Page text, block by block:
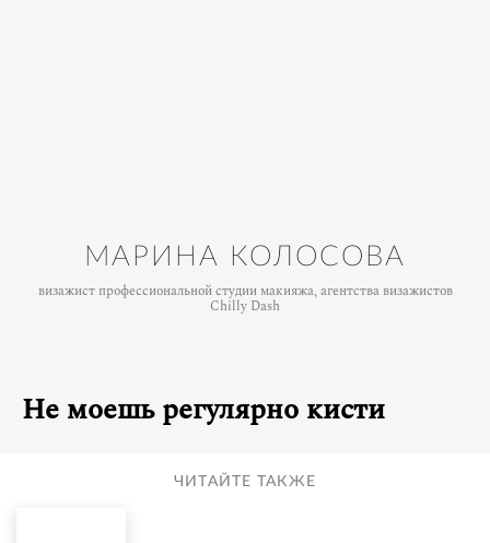
МАРИНА КОЛОСОВА
визажист профессиональной студии макияжа, агентства визажистов
Chilly Dash
Не моешь регулярно кисти
ЧИТАЙТЕ ТАКЖЕ